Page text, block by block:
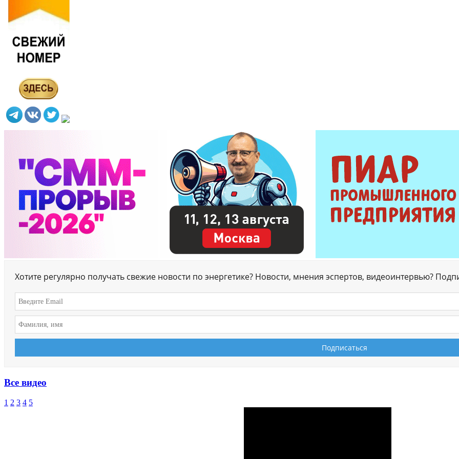
Хотите регулярно получать свежие новости по энергетике? Новости, мнения эспертов, видеоинтервью?
Все видео
1 2 3 4 5